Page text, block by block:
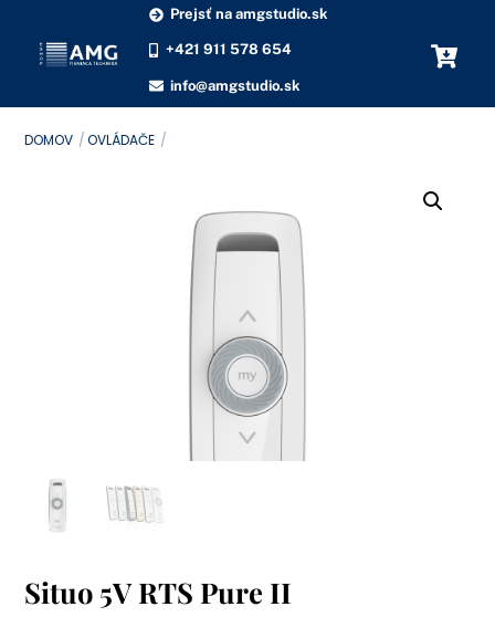
content
Prejsť na amgstudio.sk
+421 911 578 654
info@amgstudio.sk
DOMOV OVLÁDAČE
Situo 5V RTS Pure II